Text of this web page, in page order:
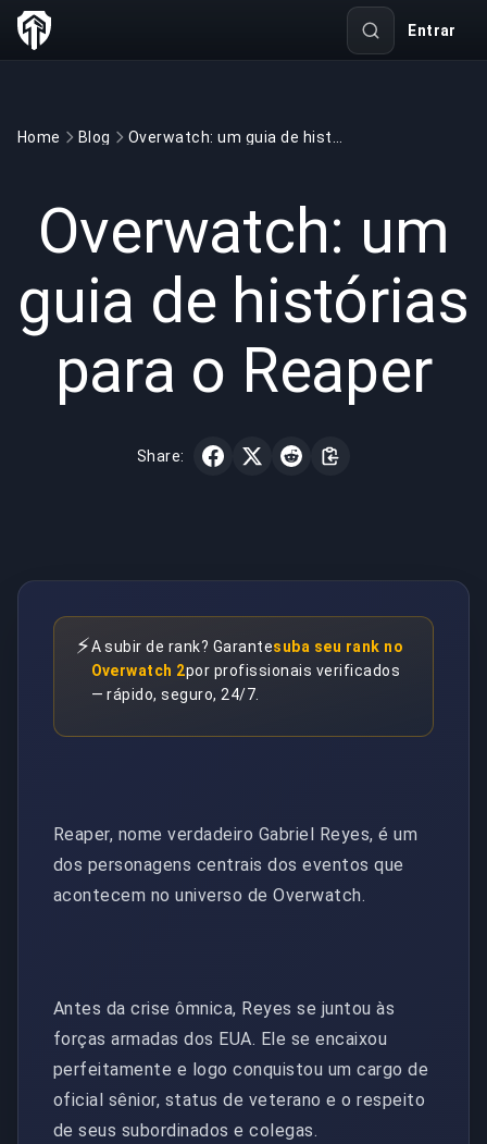
Entrar
Home Blog
Overwatch: um
guia de histórias
para o Reaper
Share:
⚡A subir de rank? Garantesuba seu rank no
Overwatch 2por profissionais verificados
— rápido, seguro, 24/7.
Reaper, nome verdadeiro Gabriel Reyes, é um
dos personagens centrais dos eventos que
acontecem no universo de Overwatch.
Antes da crise ômnica, Reyes se juntou às
forças armadas dos EUA. Ele se encaixou
perfeitamente e logo conquistou um cargo de
oficial sênior, status de veterano e o respeito
de seus subordinados e colegas.